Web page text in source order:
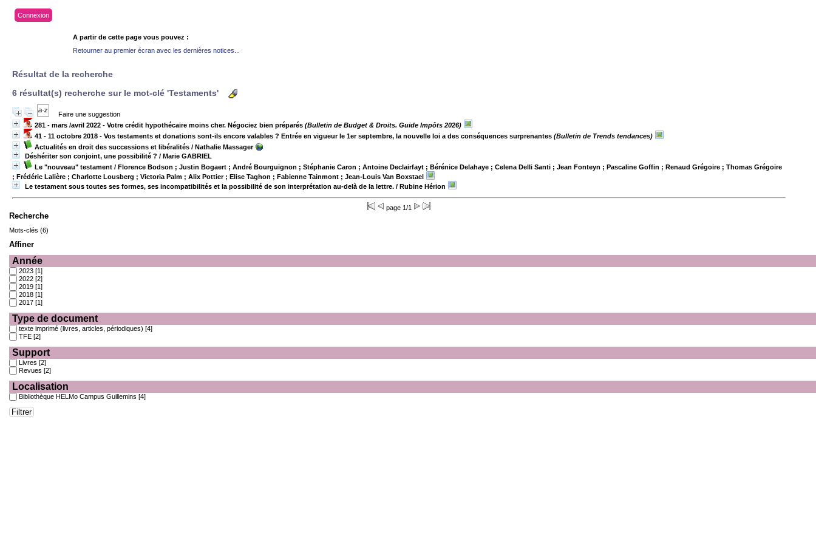
Connexion
A partir de cette page vous pouvez :
Retourner au premier écran avec les dernières notices...
Résultat de la recherche
6 résultat(s) recherche sur le mot-clé 'Testaments'
Faire une suggestion
281 - mars /avril 2022 - Votre crédit hypothécaire moins cher. Négociez bien préparés (Bulletin de Budget & Droits. Guide Impôts 2026)
41 - 11 octobre 2018 - Vos testaments et donations sont-ils encore valables ? Entrée en vigueur le 1er septembre, la nouvelle loi a des conséquences surprenantes (Bulletin de Trends tendances)
Actualités en droit des successions et libéralités / Nathalie Massager
Déshériter son conjoint, une possibilité ? / Marie GABRIEL
Le "nouveau" testament / Florence Bodson ; Justin Bogaert ; André Bourguignon ; Stéphanie Caron ; Antoine Declairfayt ; Bérénice Delahaye ; Celena Delli Santi ; Jean Fonteyn ; Pascaline Goffin ; Renaud Grégoire ; Thomas Grégoire
; Frédéric Lalière ; Charlotte Lousberg ; Victoria Palm ; Alix Pottier ; Elise Taghon ; Fabienne Tainmont ; Jean-Louis Van Boxstael
Le testament sous toutes ses formes, ses incompatibilités et la possibilité de son interprétation au-delà de la lettre. / Rubine Hérion
page 1/1
Recherche
Mots-clés (6)
Affiner
Année
2023 [1]
2022 [2]
2019 [1]
2018 [1]
2017 [1]
Type de document
texte imprimé (livres, articles, périodiques) [4]
TFE [2]
Support
Livres [2]
Revues [2]
Localisation
Bibliothèque HELMo Campus Guillemins [4]